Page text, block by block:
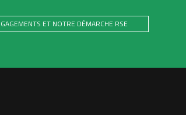
ET NOTRE DÉMARCHE RSE